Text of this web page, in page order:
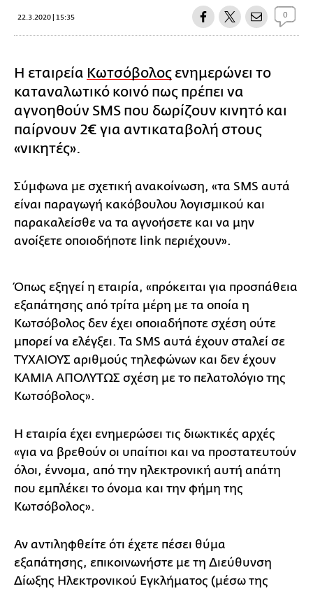
22.3.2020 | 15:35 0
Η εταιρεία Κωτσόβολος ενημερώνει το
καταναλωτικό κοινό πως πρέπει να
αγνοηθούν SMS που δωρίζουν κινητό και
παίρνουν 2€ για αντικαταβολή στους
«νικητές».
Σύμφωνα με σχετική ανακοίνωση, «τα SMS αυτά
είναι παραγωγή κακόβουλου λογισμικού και
παρακαλείσθε να τα αγνοήσετε και να μην
ανοίξετε οποιοδήποτε link περιέχουν».
Όπως εξηγεί η εταιρία, «πρόκειται για προσπάθεια
εξαπάτησης από τρίτα μέρη με τα οποία η
Κωτσόβολος δεν έχει οποιαδήποτε σχέση ούτε
μπορεί να ελέγξει. Τα SMS αυτά έχουν σταλεί σε
ΤΥΧΑΙΟΥΣ αριθμούς τηλεφώνων και δεν έχουν
ΚΑΜΙΑ ΑΠΟΛΥΤΩΣ σχέση με το πελατολόγιο της
Κωτσόβολος».
Η εταιρία έχει ενημερώσει τις διωκτικές αρχές
«για να βρεθούν οι υπαίτιοι και να προστατευτούν
όλοι, έννομα, από την ηλεκτρονική αυτή απάτη
που εμπλέκει το όνομα και την φήμη της
Κωτσόβολος».
Αν αντιληφθείτε ότι έχετε πέσει θύμα
εξαπάτησης, επικοινωνήστε με τη Διεύθυνση
Δίωξης Ηλεκτρονικού Εγκλήματος (μέσω της